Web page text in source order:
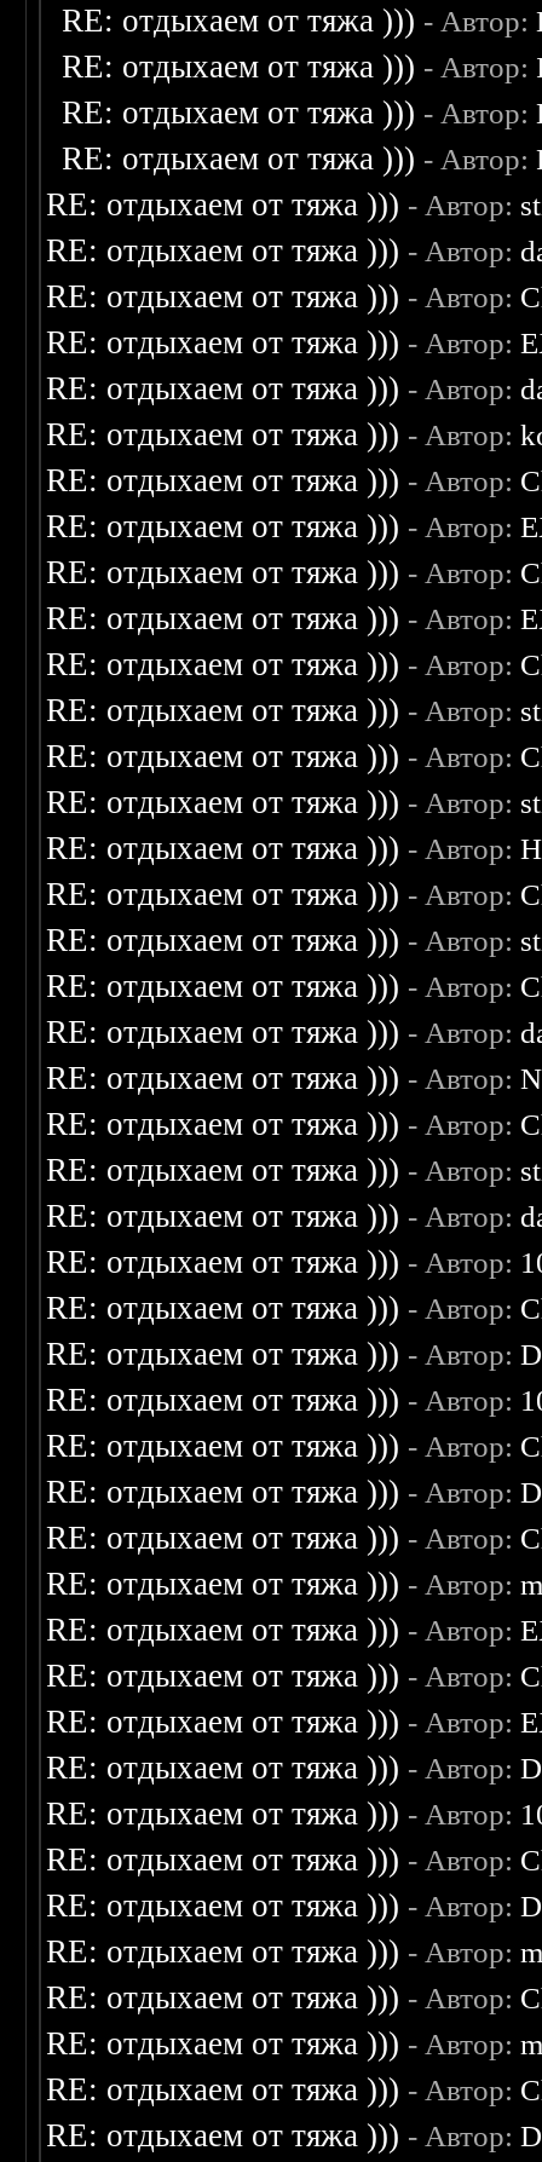
RE: отдыхаем от тяжа ))) - Автор:
RE: отдыхаем от тяжа ))) - Автор:
RE: отдыхаем от тяжа ))) - Автор:
RE: отдыхаем от тяжа ))) - Автор:
RE: отдыхаем от тяжа ))) - Автор:
RE: отдыхаем от тяжа ))) - Автор:
RE: отдыхаем от тяжа ))) - Автор:
RE: отдыхаем от тяжа ))) - Автор:
RE: отдыхаем от тяжа ))) - Автор:
RE: отдыхаем от тяжа ))) - Автор:
RE: отдыхаем от тяжа ))) - Автор:
RE: отдыхаем от тяжа ))) - Автор:
RE: отдыхаем от тяжа ))) - Автор:
RE: отдыхаем от тяжа ))) - Автор:
RE: отдыхаем от тяжа ))) - Автор:
RE: отдыхаем от тяжа ))) - Автор:
RE: отдыхаем от тяжа ))) - Автор:
RE: отдыхаем от тяжа ))) - Автор:
RE: отдыхаем от тяжа ))) - Автор:
RE: отдыхаем от тяжа ))) - Автор:
RE: отдыхаем от тяжа ))) - Автор:
RE: отдыхаем от тяжа ))) - Автор:
RE: отдыхаем от тяжа ))) - Автор:
RE: отдыхаем от тяжа ))) - Автор:
RE: отдыхаем от тяжа ))) - Автор:
RE: отдыхаем от тяжа ))) - Автор:
RE: отдыхаем от тяжа ))) - Автор:
RE: отдыхаем от тяжа ))) - Автор:
RE: отдыхаем от тяжа ))) - Автор:
RE: отдыхаем от тяжа ))) - Автор:
RE: отдыхаем от тяжа ))) - Автор:
RE: отдыхаем от тяжа ))) - Автор:
RE: отдыхаем от тяжа ))) - Автор:
RE: отдыхаем от тяжа ))) - Автор:
RE: отдыхаем от тяжа ))) - Автор:
RE: отдыхаем от тяжа ))) - Автор:
RE: отдыхаем от тяжа ))) - Автор:
RE: отдыхаем от тяжа ))) - Автор:
RE: отдыхаем от тяжа ))) - Автор:
RE: отдыхаем от тяжа ))) - Автор:
RE: отдыхаем от тяжа ))) - Автор:
RE: отдыхаем от тяжа ))) - Автор:
RE: отдыхаем от тяжа ))) - Автор:
RE: отдыхаем от тяжа ))) - Автор:
RE: отдыхаем от тяжа ))) - Автор:
RE: отдыхаем от тяжа ))) - Автор:
RE: отдыхаем от тяжа ))) - Автор: